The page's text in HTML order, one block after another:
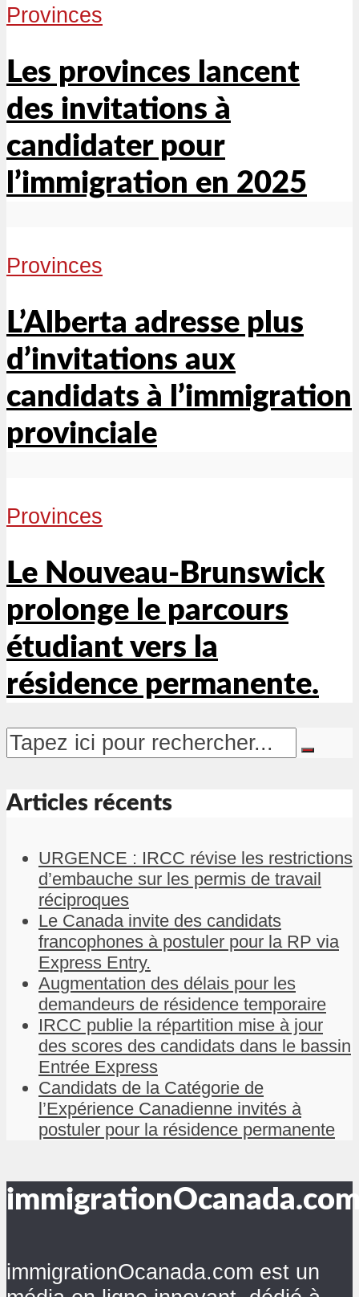
Provinces
Les provinces lancent
des invitations à
candidater pour
l’immigration en 2025
Provinces
L’Alberta adresse plus
d’invitations aux
candidats à l’immigration
provinciale
Provinces
Le Nouveau-Brunswick
prolonge le parcours
étudiant vers la
résidence permanente.
Articles récents
URGENCE : IRCC révise les restrictions
d’embauche sur les permis de travail
réciproques
Le Canada invite des candidats
francophones à postuler pour la RP via
Express Entry.
Augmentation des délais pour les
demandeurs de résidence temporaire
IRCC publie la répartition mise à jour
des scores des candidats dans le bassin
Entrée Express
Candidats de la Catégorie de
l’Expérience Canadienne invités à
postuler pour la résidence permanente
immigrationOcanada.com est un